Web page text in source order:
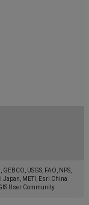
USGS, FAO, NPS,
Japan, METI, Esri China
User Community